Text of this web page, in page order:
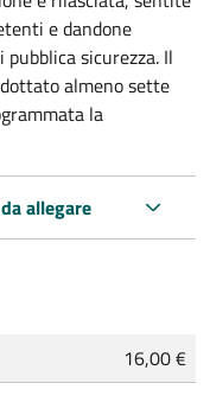
e dandone
sicurezza. Il
almeno sette
la
allegare
16,00 €